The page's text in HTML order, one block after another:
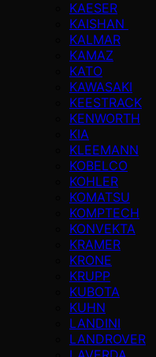
KAESER
KAISHAN
KALMAR
KAMAZ
KATO
KAWASAKI
KEESTRACK
KENWORTH
KIA
KLEEMANN
KOBELCO
KOHLER
KOMATSU
KOMPTECH
KONVEKTA
KRAMER
KRONE
KRUPP
KUBOTA
KUHN
LANDINI
LANDROVER